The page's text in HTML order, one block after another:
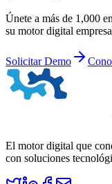
Únete a más de 1,000
su motor digital
Solicitar Demo
El motor digital que
con soluciones